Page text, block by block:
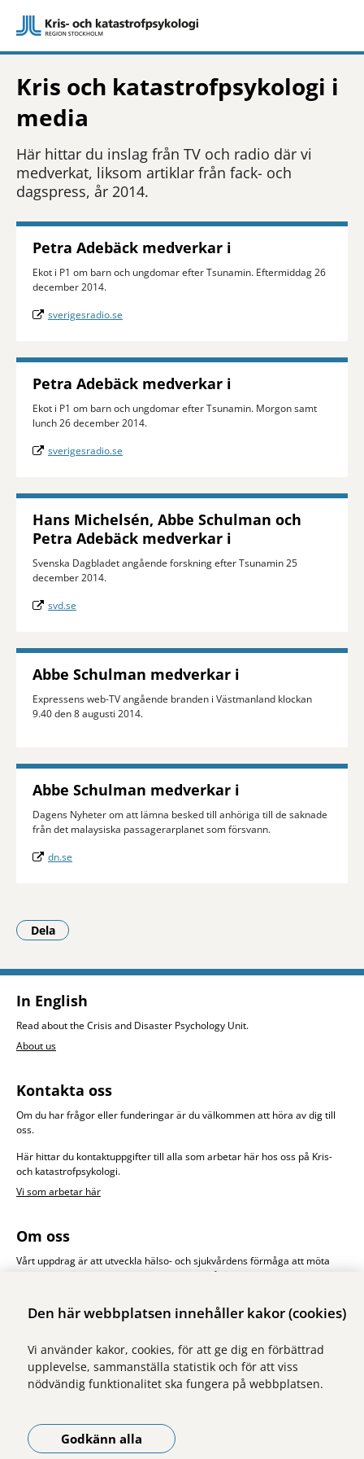
Den här webbplatsen innehåller kakor (cookies)
Vi använder kakor, cookies, för att ge dig en förbättrad
upplevelse, sammanställa statistik och för att viss
nödvändig funktionalitet ska fungera på webbplatsen.
Godkänn alla
Kris och katastrofpsykologi i
media
Här hittar du inslag från TV och radio där vi
medverkat, liksom artiklar från fack- och
dagspress, år 2014.
Petra Adebäck medverkar i
Ekot i P1 om barn och ungdomar efter Tsunamin. Eftermiddag 26
december 2014.
sverigesradio.se
Petra Adebäck medverkar i
Ekot i P1 om barn och ungdomar efter Tsunamin. Morgon samt
lunch 26 december 2014.
sverigesradio.se
Hans Michelsén, Abbe Schulman och
Petra Adebäck medverkar i
Svenska Dagbladet angående forskning efter Tsunamin 25
december 2014.
svd.se
Abbe Schulman medverkar i
Expressens web-TV angående branden i Västmanland klockan
9.40 den 8 augusti 2014.
Abbe Schulman medverkar i
Dagens Nyheter om att lämna besked till anhöriga till de saknade
från det malaysiska passagerarplanet som försvann.
dn.se
Dela
- Klicka för att öppna delningsalternativ.
In English
Read about the Crisis and Disaster Psychology Unit.
About us
Kontakta oss
Om du har frågor eller funderingar är du välkommen att höra av dig till
oss.
Här hittar du kontaktuppgifter till alla som arbetar här hos oss på Kris-
och katastrofpsykologi.
Vi som arbetar här
Om oss
Vårt uppdrag är att utveckla hälso- och sjukvårdens förmåga att möta
drabbade människors psykologiska behov såväl vid stora olyckor och
Samtliga bilder på webbplatsen är tagna av fotograf Yanan Li om inget
annat namn anges.